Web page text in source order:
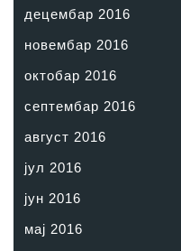
децембар 2016
новембар 2016
октобар 2016
септембар 2016
август 2016
јул 2016
јун 2016
мај 2016